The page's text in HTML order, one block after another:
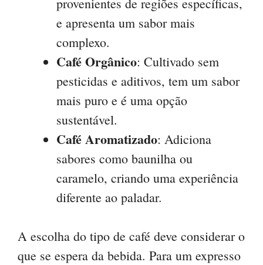
e apresenta um sabor mais
complexo.
Café Orgânico: Cultivado sem
pesticidas e aditivos, tem um sabor
mais puro e é uma opção
sustentável.
Café Aromatizado: Adiciona
sabores como baunilha ou
caramelo, criando uma experiência
diferente ao paladar.
A escolha do tipo de café deve considerar o
que se espera da bebida. Para um expresso